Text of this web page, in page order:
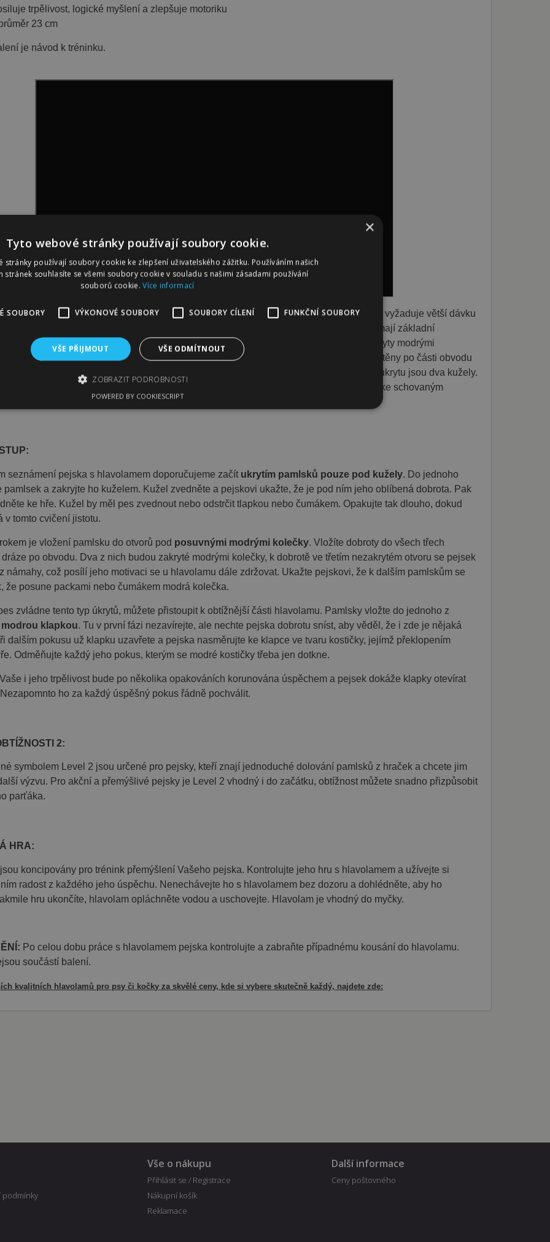
trpělivost, logické myšlení a zlepšuje motoriku
23 cm
je návod k tréninku.
psy Dog Activity FLIP BOARDobsahuje tři odlišné typy úkrytů pamlsků. Od psa tak vyžaduje větší dávku
a přemýšlení. Je určen pro středně pokročilé psí řešitele, kteří již s řešením hlavolamů mají základní
V základní hrací desce o průměru 23 cm jsou dvě prohlubně na pamlsky, které jsou zakryty modrými
se otevřou po lehkém překlopení páčky ve tvaru kostičky. Další tři otvory jsou umístěny po části obvodu
Tyto úkryty na pamlsky zakrývají dvě modrá posuvná kolečka. A poslední možností úkrytu jsou dva kužely.
hry vložíte do otvorů atraktivní pamlsky a úkolem psa řešícího hlavolam je dostat se ke schovaným
použije packy nebo čumák, záleží jen na něm.
seznámení pejska s hlavolamem doporučujeme začít ukrytím pamlsků pouze pod kužely. Do jednoho
pamlsek a zakryjte ho kuželem. Kužel zvedněte a pejskovi ukažte, že je pod ním jeho oblíbená dobrota. Pak
ke hře. Kužel by měl pes zvednout nebo odstrčit tlapkou nebo čumákem. Opakujte tak dlouho, dokud
v tomto cvičení jistotu.
je vložení pamlsku do otvorů pod posuvnými modrými kolečky. Vložíte dobroty do všech třech
po obvodu. Dva z nich budou zakryté modrými kolečky, k dobrotě ve třetím nezakrytém otvoru se pejsek
námahy, což posílí jeho motivaci se u hlavolamu dále zdržovat. Ukažte pejskovi, že k dalším pamlskům se
že posune packami nebo čumákem modrá kolečka.
zvládne tento typ úkrytů, můžete přistoupit k obtížnější části hlavolamu. Pamlsky vložte do jednoho z
klapkou. Tu v první fázi nezavírejte, ale nechte pejska dobrotu sníst, aby věděl, že i zde je nějaká
dalším pokusu už klapku uzavřete a pejska nasměrujte ke klapce ve tvaru kostičky, jejímž překlopením
Odměňujte každý jeho pokus, kterým se modré kostičky třeba jen dotkne.
i jeho trpělivost bude po několika opakováních korunována úspěchem a pejsek dokáže klapky otevírat
ho za každý úspěšný pokus řádně pochválit.
2:
symbolem Level 2 jsou určené pro pejsky, kteří znají jednoduché dolování pamlsků z hraček a chcete jim
výzvu. Pro akční a přemýšlivé pejsky je Level 2 vhodný i do začátku, obtížnost můžete snadno přizpůsobit
parťáka.
HRA:
koncipovány pro trénink přemýšlení Vašeho pejska. Kontrolujte jeho hru s hlavolamem a užívejte si
radost z každého jeho úspěchu. Nenechávejte ho s hlavolamem bez dozoru a dohlédněte, aby ho
hru ukončíte, hlavolam opláchněte vodou a uschovejte. Hlavolam je vhodný do myčky.
Po celou dobu práce s hlavolamem pejska kontrolujte a zabraňte případnému kousání do hlavolamu.
součástí balení.
kvalitních hlavolamů pro psy či kočky za skvělé ceny, kde si vybere skutečně každý, najdete zde:
Vše o nákupu
Přihlásit se / Registrace
Nákupní košík
Reklamace
Další informace
Ceny poštovného
×
Tyto webové stránky používají soubory cookie.
stránky používají soubory cookie ke zlepšení uživatelského zážitku. Používáním našich
stránek souhlasíte se všemi soubory cookie v souladu s našimi zásadami používání
souborů cookie.Více informací
SOUBORY VÝKONOVÉ SOUBORY SOUBORY CÍLENÍ FUNKČNÍ SOUBORY
VŠE PŘIJMOUT VŠE ODMÍTNOUT
ZOBRAZIT PODROBNOSTI
umožňují základní funkce webových stránek, jako je přihlášení uživatele a správa účtu. Webové stránky
Vyprší
10 dní
Tento soubor cookie se používá ke sledování položek nákupního košíku uživatele a
stránkách.
1
měsíc
Tento soubor cookie používá služba Cookie-Script.com k zapamatování předvoleb
souhlasu se soubory cookie návštěvníků. Je nutné, aby banner cookie Cookie-
Script.com fungoval správně.
Vyprší Popis
10 dní
Tento cookie se používá ke sledování počtu návštěv nebo aktivit na webových stránkách.
Může být použit pro interní analýzu a měření výkonu.
/
1 rok
Tento soubor cookie nastavuje společnost Doubleclick a provádí informace o tom, jak
koncový uživatel používá webové stránky a jakoukoli reklamu, kterou koncový uživatel mohl
vidět před návštěvou uvedeného webu.
1
měsíc
Toto je velmi běžný název souboru cookie, ale pokud je nalezen jako soubor cookie relace,
bude pravděpodobně použit jako pro správu stavu relace.
Tento soubor cookie nastavuje společnost DoubleClick (kterou vlastní společnost Google),
Vyprší Popis
10 dní
Tento soubor cookie ukládá preferované nastavení jazyka uživatele, aby poskytl osobní
zážitek zobrazením webové stránky v jazyce zvoleném uživatelem.
10 dní
Tento cookie se používá k ukládání uživatelských preferencí a může podporovat funkčnost
10 dní
Tento cookie se používá k identifikaci relace uživatele a k zajištění hladkého a
personalizovaného nakupování tím, že sleduje výběry a preference uživatele během jejich
návštěvy na webu.
POWERED BY COOKIESCRIPT